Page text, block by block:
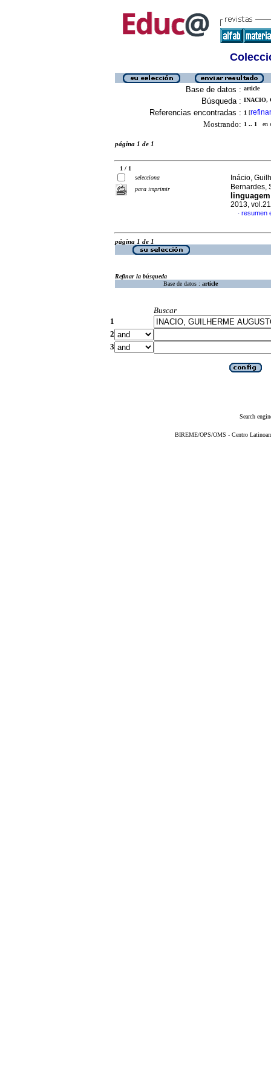
Base de datos : article
Búsqueda : INACIO,
Referencias encontradas : 1 [refinar
Mostrando: 1 .. 1 en
página 1 de 1
1 / 1
selecciona
para imprimir
Inácio,
Bernardes,
2013,
· resumen
página 1 de 1
Refinar la búsqueda
Base de datos : article
Buscar
1
2
3
Search
BIREME/OPS/OMS - Centro